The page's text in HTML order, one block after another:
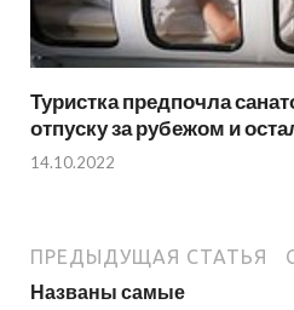
Туристка предпочла
отпуску за рубежом и
14.10.2022
ПРЕДЫДУЩАЯ СТАТЬЯ
Названы самые